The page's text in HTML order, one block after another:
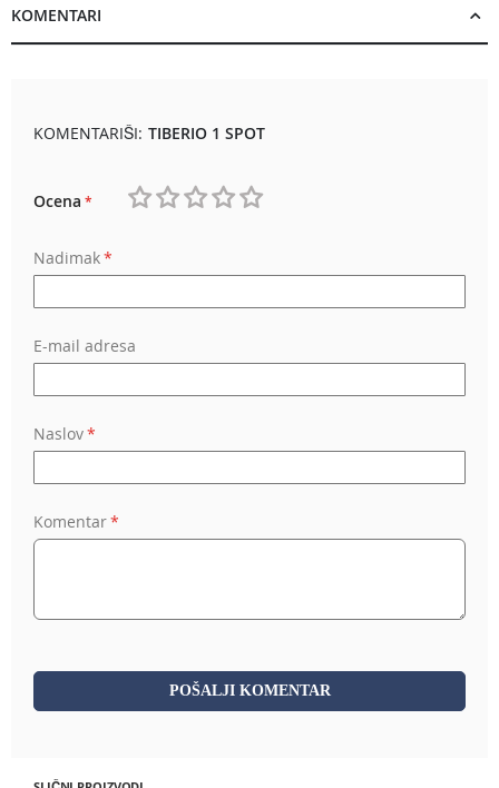
KOMENTARI
KOMENTARIŠI: TIBERIO 1 SPOT
Ocena
Nadimak
E-mail adresa
Naslov
Komentar
POŠALJI KOMENTAR